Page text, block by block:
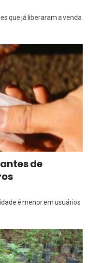
que já liberaram a venda
de
é menor em usuários